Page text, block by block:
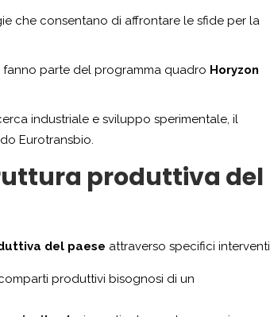
che consentano di affrontare le sfide per la
fanno parte del programma quadro Horyzon
industriale e sviluppo sperimentale, il
Eurotransbio.
produttiva del
del paese attraverso specifici interventi
produttivi bisognosi di un